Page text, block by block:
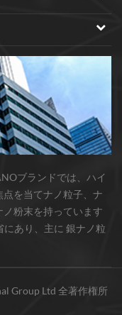
ブランドでは、ハイ
を当てナノ粒子、ナ
粉末を持っています
あり、主に 銀ナノ粒
末 、 カーボンナノチ
ノ粒子 、 窒化ケイ素
に密接に協力した大
Group Ltd 全著作権所